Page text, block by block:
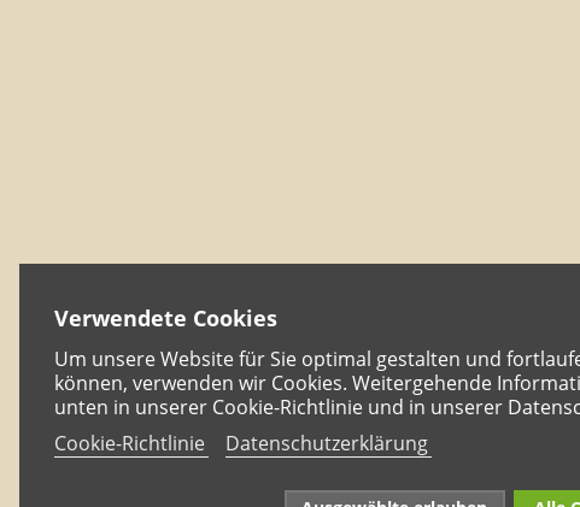
Verwendete Cookies
Um unsere Website für Sie optimal gestalten und
können, verwenden wir Cookies. Weitergehende
unten in unserer Cookie-Richtlinie und in unserer
Cookie-Richtlinie
Datenschutzerklärung